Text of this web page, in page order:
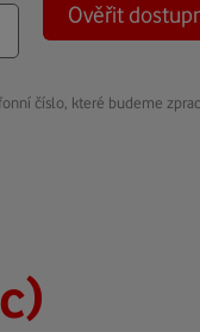
Ověřit
číslo, které budeme